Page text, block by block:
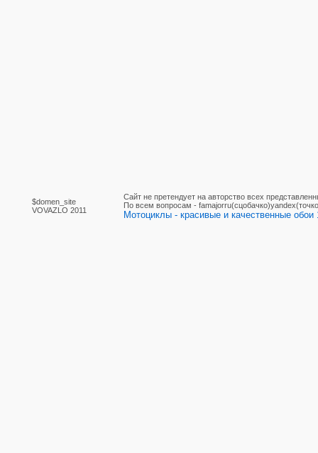
$domen_site
VOVAZLO 2011
Сайт не претендует на авторство всех
По вcем вопросам -
Мотоциклы - красивые и качественные